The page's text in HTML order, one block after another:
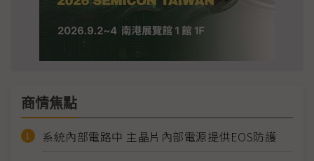
商情焦點
系統內部電路中 主晶片內部電源提供EOS防護